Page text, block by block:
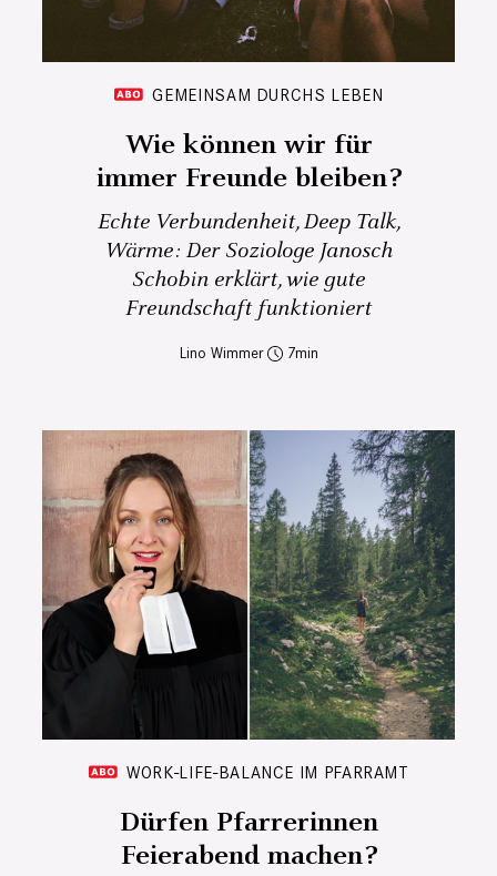
GEMEINSAM DURCHS LEBEN
Wie können wir für
immer Freunde bleiben?
Echte Verbundenheit, Deep Talk,
Wärme: Der Soziologe Janosch
Schobin erklärt, wie gute
Freundschaft funktioniert
Lino Wimmer 7
WORK-LIFE-BALANCE IM PFARRAMT
Dürfen Pfarrerinnen
Feierabend machen?